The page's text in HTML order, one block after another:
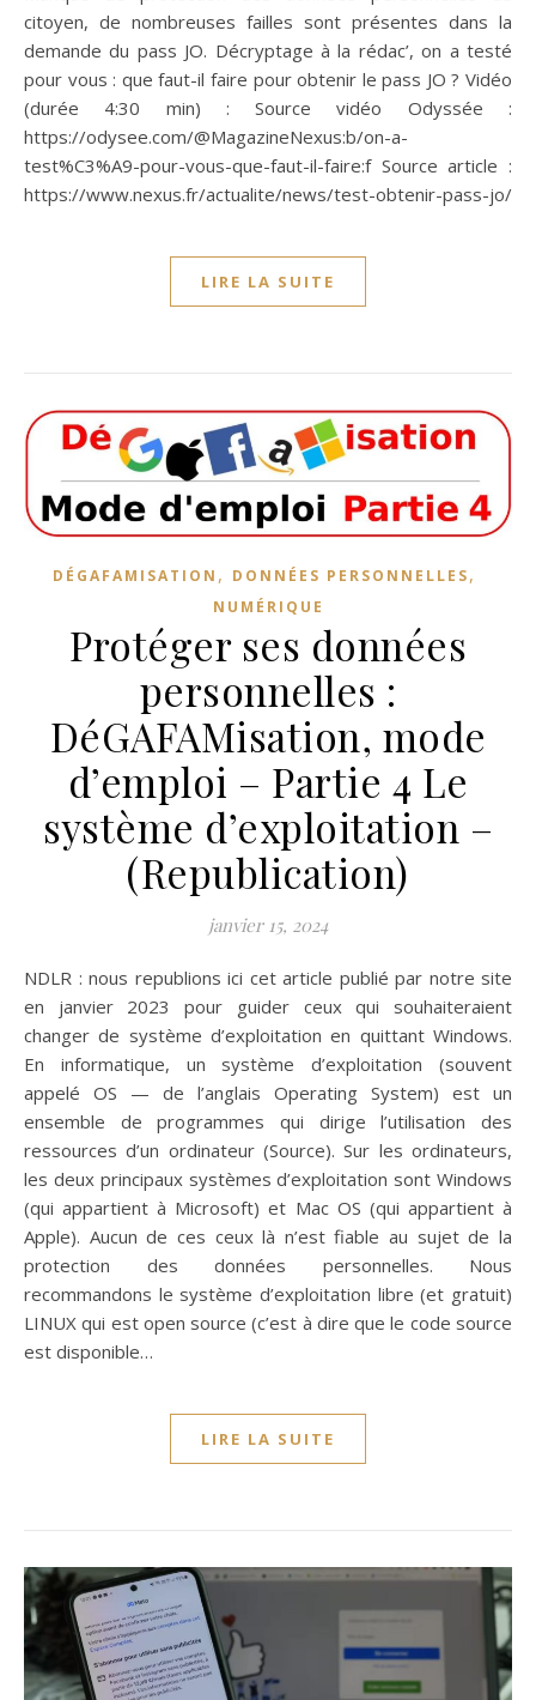
citoyen, de nombreuses failles sont présentes dans la
demande du pass JO. Décryptage à la rédac’, on a testé
pour vous : que faut-il faire pour obtenir le pass JO ? Vidéo
(durée 4:30 min) : Source vidéo Odyssée :
https://odysee.com/@MagazineNexus:b/on-a-
test%C3%A9-pour-vous-que-faut-il-faire:f Source article :
https://www.nexus.fr/actualite/news/test-obtenir-pass-jo/
LIRE LA SUITE
DÉGAFAMISATION , DONNÉES PERSONNELLES,
NUMÉRIQUE
Protéger ses données
personnelles :
DéGAFAMisation, mode
d’emploi – Partie 4 Le
système d’exploitation –
(Republication)
janvier 15, 2024
NDLR : nous republions ici cet article publié par notre site
en janvier 2023 pour guider ceux qui souhaiteraient
changer de système d’exploitation en quittant Windows.
En informatique, un système d’exploitation (souvent
appelé OS — de l’anglais Operating System) est un
ensemble de programmes qui dirige l’utilisation des
ressources d’un ordinateur (Source). Sur les ordinateurs,
les deux principaux systèmes d’exploitation sont Windows
(qui appartient à Microsoft) et Mac OS (qui appartient à
Apple). Aucun de ces ceux là n’est fiable au sujet de la
protection des données personnelles. Nous
recommandons le système d’exploitation libre (et gratuit)
LINUX qui est open source (c’est à dire que le code source
est disponible…
LIRE LA SUITE